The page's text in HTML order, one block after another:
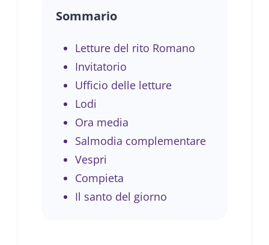
Sommario
Letture del rito Romano
Invitatorio
Ufficio delle letture
Lodi
Ora media
Salmodia complementare
Vespri
Compieta
Il santo del giorno